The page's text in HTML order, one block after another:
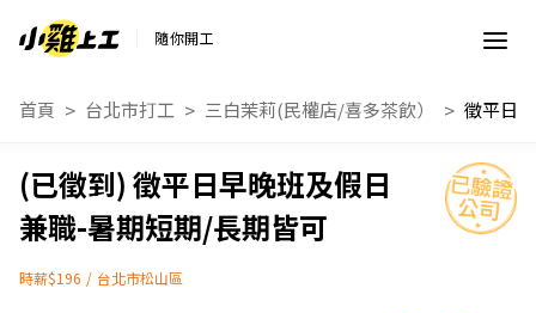
隨你開工
首頁 台北市打工 三白茉莉(民權店/喜多茶飲）
徵平日早晚班及假日
兼職-暑期短期/長期皆可
時薪$196 / 台北市松山區